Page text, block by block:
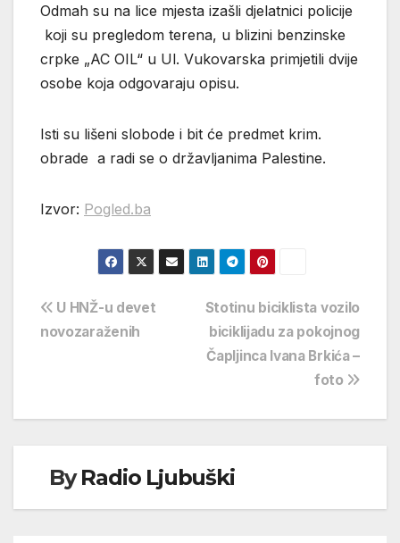
Odmah su na lice mjesta izašli djelatnici policije
koji su pregledom terena, u blizini benzinske
crpke „AC OIL“ u Ul. Vukovarska primjetili dvije
osobe koja odgovaraju opisu.
Isti su lišeni slobode i bit će predmet krim.
obrade a radi se o državljanima Palestine.
Izvor: Pogled.ba
Navigacija
Stotinu biciklista vozilo
biciklijadu za pokojnog
Čapljinca Ivana Brkića –
foto
U HNŽ-u devet
novozaraženih
ByRadio Ljubuški